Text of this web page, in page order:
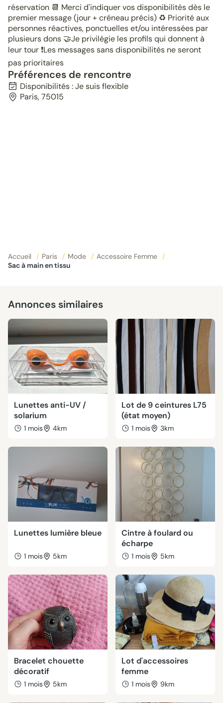
réservation 📆 Merci d'indiquer vos disponibilités dès le
premier message (jour + créneau précis) ♻️ Priorité aux
personnes réactives, ponctuelles et/ou intéressées par
plusieurs dons 🤝Je privilégie les profils qui donnent à
leur tour ❗️Les messages sans disponibilités ne seront
pas prioritaires
Préférences de rencontre
Disponibilités : Je suis flexible
Paris, 75015
Accueil / Paris / Mode / Accessoire Femme
/
Sac à main en tissu
Annonces similaires
Lunettes anti-UV /
solarium
1 mois 4km
Lot de 9 ceintures L75
(état moyen)
1 mois 3km
Lunettes lumière bleue
1 mois 5km
Cintre à foulard ou
écharpe
1 mois 5km
Bracelet chouette
décoratif
1 mois 5km
Lot d'accessoires
femme
1 mois 9km